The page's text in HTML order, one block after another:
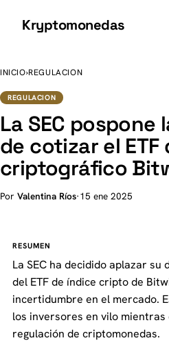
Kryptomonedas
INICIO›REGULACION
REGULACION
La SEC pospone
de cotizar el
criptográfico
Por Valentina Ríos·15 ene 2025
RESUMEN
La SEC ha decidido aplazar
del ETF de índice cripto de
incertidumbre en el mercado.
los inversores en vilo mientras
regulación de criptomonedas.